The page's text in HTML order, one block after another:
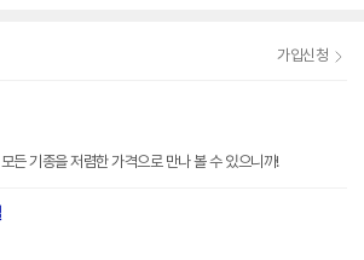
가입신청
든 기종을 저렴한 가격으로 만나 볼 수 있으니까!